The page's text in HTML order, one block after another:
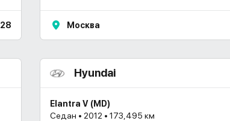
28 Москва
Hyundai
Elantra V (MD)
Седан • 2012 • 173,495 км